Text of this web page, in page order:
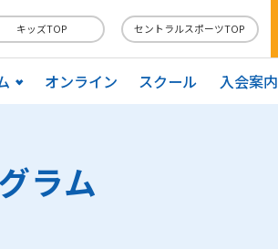
キッズTOP セントラルスポーツTOP
オンライン スクール 入会案内
ラム